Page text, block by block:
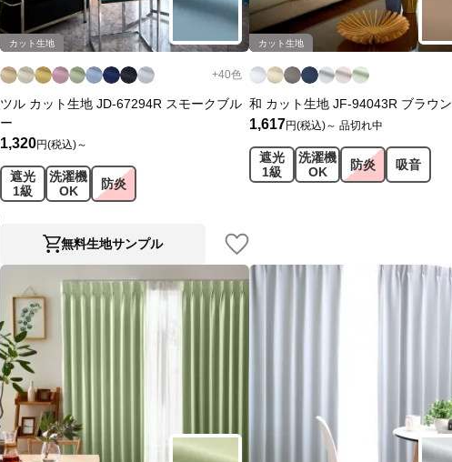
カット生地
+40色
ツル カット生地 JD-67294R スモークブル
ー
1,320円(税込)～
遮光
1級
洗濯機
OK
防炎
無料生地サンプル
カット生地
和 カット生地 JF-94043R ブラウン
1,617円(税込)～ 品切れ中
遮光
1級
洗濯機
OK
防炎 吸音